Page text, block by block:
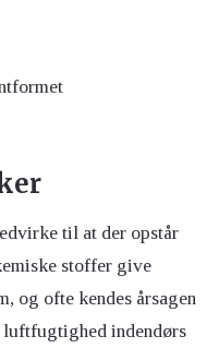
til at der opstår
stoffer give
og ofte kendes årsagen
indendørs